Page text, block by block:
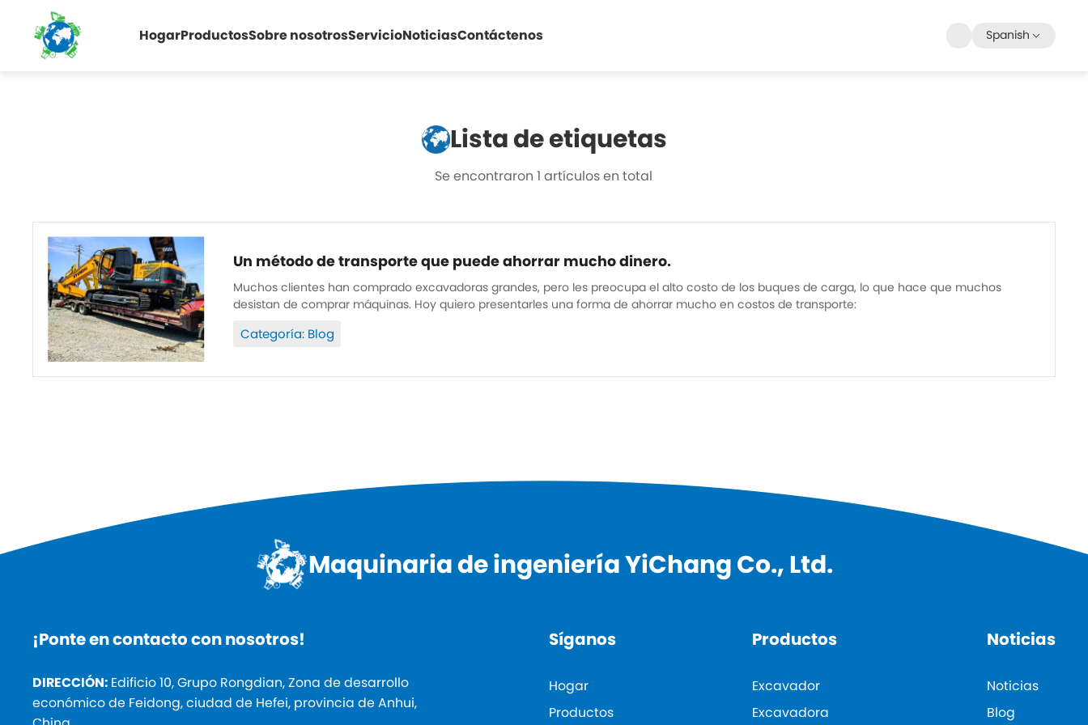
HogarProductosSobre nosotrosServicioNoticiasContáctenos Spanish
Lista de etiquetas
Se encontraron 1 artículos en total
Un método de transporte que puede ahorrar mucho dinero.
Muchos clientes han comprado excavadoras grandes, pero les preocupa el alto costo de los buques de carga, lo que hace que muchos
desistan de comprar máquinas. Hoy quiero presentarles una forma de ahorrar mucho en costos de transporte:
Categoría: Blog
Maquinaria de ingeniería YiChang Co., Ltd.
¡Ponte en contacto con nosotros!
DIRECCIÓN: Edificio 10, Grupo Rongdian, Zona de desarrollo
económico de Feidong, ciudad de Hefei, provincia de Anhui,
Síganos
Hogar
Productos
Productos
Excavador
Excavadora
Noticias
Noticias
Blog